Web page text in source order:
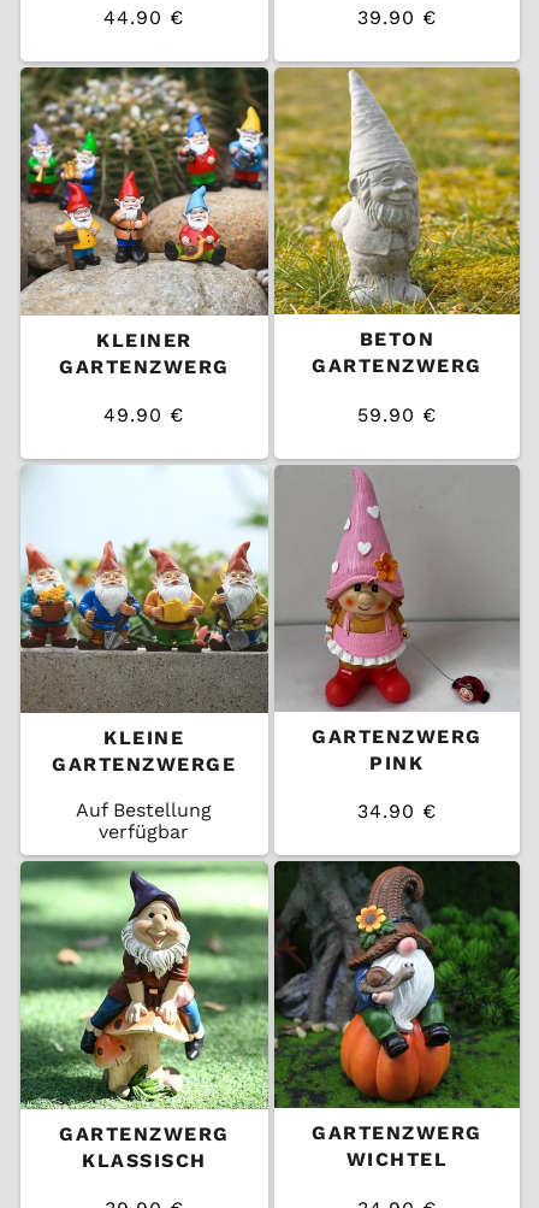
44.90 €
Preis
/
EINZELPREIS
39.90 €
Preis
/
EINZELPREIS
KLEINER
GARTENZWERG
49.90 €
Preis
/
EINZELPREIS
BETON
GARTENZWERG
59.90 €
Preis
/
EINZELPREIS
KLEINE
GARTENZWERGE
Auf Bestellung
verfügbar
GARTENZWERG
PINK
34.90 €
Preis
/
EINZELPREIS
GARTENZWERG
KLASSISCH
GARTENZWERG
WICHTEL